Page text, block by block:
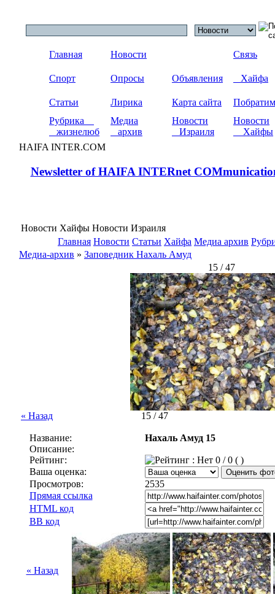
Главная Новости Связь
Спорт Опросы Объявления Хайфа
Статьи Лирика Карта сайта
Рубрика
жизнелюб
Медиа
архив
Новости
Израиля
Новости
Хайфы
HAIFA INTER.COM
Newsletter of HAIFA INTERnet
Новости Хайфы Новости Израиля
Главная Новости Статьи Хайфа Медиа архив
Медиа-архив » Заповедник Нахаль Амуд
15 / 47
« Назад 15 / 47
Название:
Нахаль Амуд 15
Описание:
Рейтинг:
0 / 0 ( )
Ваша оценка:
Просмотров:
2535
Прямая ссылка
HTML код
BB код
« Назад